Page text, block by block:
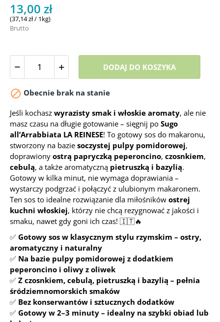
13,00 zł
(37,14 zł / 1kg)
Brutto
DODAJ DO KOSZYKA
 Obecnie brak na stanie
Jeśli kochasz wyrazisty smak i włoskie aromaty, ale nie
masz czasu na długie gotowanie – sięgnij po Sugo
all’Arrabbiata LA REINESE! To gotowy sos do makaronu,
stworzony na bazie soczystej pulpy pomidorowej,
doprawiony ostrą papryczką peperoncino, czosnkiem,
cebulą, a także aromatyczną pietruszką i bazylią.
Gotowy w kilka minut, nie wymaga doprawiania –
wystarczy podgrzać i połączyć z ulubionym makaronem.
Ten sos to idealne rozwiązanie dla miłośników ostrej
kuchni włoskiej, którzy nie chcą rezygnować z jakości i
smaku, nawet gdy goni ich czas! 🇮🇹🔥
✅ Gotowy sos w klasycznym stylu rzymskim – ostry,
aromatyczny i naturalny
✅ Na bazie pulpy pomidorowej z dodatkiem
peperoncino i oliwy z oliwek
✅ Z czosnkiem, cebulą, pietruszką i bazylią – pełnia
śródziemnomorskich smaków
✅ Bez konserwantów i sztucznych dodatków
✅ Gotowy w 2–3 minuty – idealny na szybki obiad lub